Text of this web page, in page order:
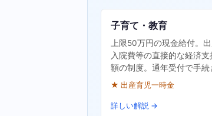
子育て・教育
上限50万円の現金給付。
入院費等の直接的な経済
額の制度。通年受付で手
★ 出産育児一時金
詳しい解説 →